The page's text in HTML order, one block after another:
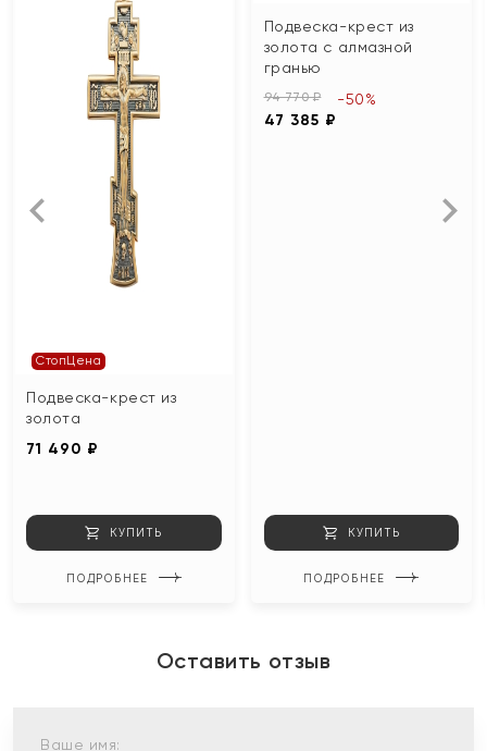
СтопЦена
Подвеска-крест из
золота
71 490 ₽
КУПИТЬ
ПОДРОБНЕЕ
Подвеска-крест из
золота с алмазной
гранью
94 770 ₽
47 385 ₽
-50%
КУПИТЬ
ПОДРОБНЕЕ
Оставить отзыв
Ваше имя: